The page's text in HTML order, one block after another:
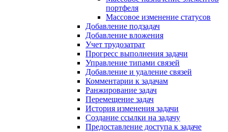
портфеля
Массовое изменение статусов
Добавление подзадач
Добавление вложения
Учет трудозатрат
Прогресс выполнения задачи
Управление типами связей
Добавление и удаление связей
Комментарии к задачам
Ранжирование задач
Перемещение задач
История изменения задачи
Создание ссылки на задачу
Предоставление доступа к задаче